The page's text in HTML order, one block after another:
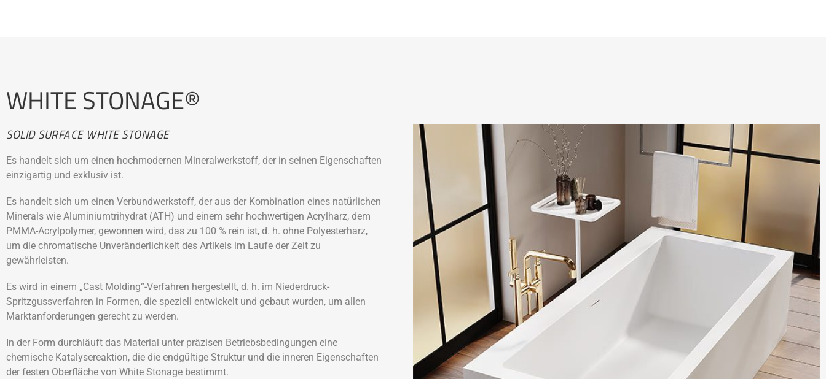
WHITE STONAGE®
SOLID SURFACE WHITE STONAGE
Es handelt sich um einen hochmodernen Mineralwerkstoff, der in seinen Eigenschaften
einzigartig und exklusiv ist.
Es handelt sich um einen Verbundwerkstoff, der aus der Kombination eines natürlichen
Minerals wie Aluminiumtrihydrat (ATH) und einem sehr hochwertigen Acrylharz, dem
PMMA-Acrylpolymer, gewonnen wird, das zu 100 % rein ist, d. h. ohne Polyesterharz,
um die chromatische Unveränderlichkeit des Artikels im Laufe der Zeit zu
gewährleisten.
Es wird in einem „Cast Molding“-Verfahren hergestellt, d. h. im Niederdruck-
Spritzgussverfahren in Formen, die speziell entwickelt und gebaut wurden, um allen
Marktanforderungen gerecht zu werden.
In der Form durchläuft das Material unter präzisen Betriebsbedingungen eine
chemische Katalysereaktion, die die endgültige Struktur und die inneren Eigenschaften
der festen Oberfläche von White Stonage bestimmt.